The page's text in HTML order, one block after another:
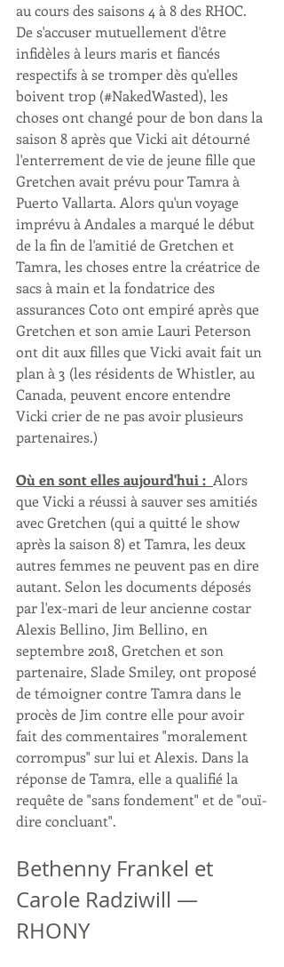
au cours des saisons 4 à 8 des RHOC.
De s'accuser mutuellement d'être
infidèles à leurs maris et fiancés
respectifs à se tromper dès qu'elles
boivent trop (#NakedWasted), les
choses ont changé pour de bon dans la
saison 8 après que Vicki ait détourné
l'enterrement de vie de jeune fille que
Gretchen avait prévu pour Tamra à
Puerto Vallarta. Alors qu'un voyage
imprévu à Andales a marqué le début
de la fin de l'amitié de Gretchen et
Tamra, les choses entre la créatrice de
sacs à main et la fondatrice des
assurances Coto ont empiré après que
Gretchen et son amie Lauri Peterson
ont dit aux filles que Vicki avait fait un
plan à 3 (les résidents de Whistler, au
Canada, peuvent encore entendre
Vicki crier de ne pas avoir plusieurs
partenaires.)
Où en sont elles aujourd'hui : Alors
que Vicki a réussi à sauver ses amitiés
avec Gretchen (qui a quitté le show
après la saison 8) et Tamra, les deux
autres femmes ne peuvent pas en dire
autant. Selon les documents déposés
par l'ex-mari de leur ancienne costar
Alexis Bellino, Jim Bellino, en
septembre 2018, Gretchen et son
partenaire, Slade Smiley, ont proposé
de témoigner contre Tamra dans le
procès de Jim contre elle pour avoir
fait des commentaires "moralement
corrompus" sur lui et Alexis. Dans la
réponse de Tamra, elle a qualifié la
requête de "sans fondement" et de "ouï-
dire concluant".
Bethenny Frankel et
Carole Radziwill —
RHONY